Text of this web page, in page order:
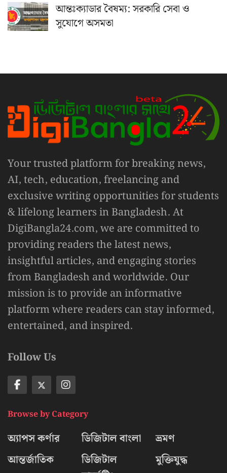
আন্তঃক্যাডার বৈষম্য: সরকারি সেবা ও
সুযোগে অসমতা
Your trusted platform for breaking news,
AI, tech, education, freelancing and
exclusive writing opportunities for students
& lifelong learners in Bangladesh. At
DigiBangla24.com, we are committed to
providing readers the latest news,
insightful articles, and engaging stories
from Bangladesh and worldwide. Our
mission is to provide an informative
platform where readers can stay informed,
entertained, and inspired.
Follow Us
Browse by Category
অ্যাপস কর্ণার
আন্তর্জাতিক
ডিজিটাল বাংলা
ডিজিটাল
ভ্রমণ
মুক্তিযুদ্ধ